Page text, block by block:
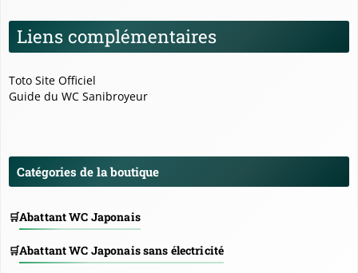
Liens complémentaires
Toto Site Officiel
Guide du WC Sanibroyeur
Catégories de la boutique
Abattant WC Japonais
Abattant WC Japonais sans électricité